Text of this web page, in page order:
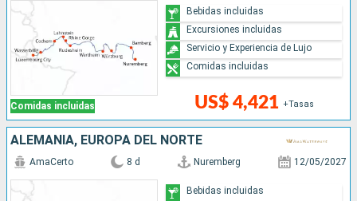
Comidas incluidas US$ 4,421 +Tasas
Bebidas incluidas
Excursiones incluidas
Servicio y Experiencia de Lujo
Comidas incluidas
ALEMANIA, EUROPA DEL NORTE
AmaCerto 8 d Nuremberg 12/05/2027
Bebidas incluidas